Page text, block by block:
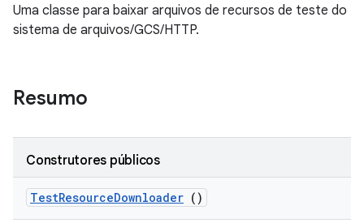
Uma classe para baixar arquivos de recursos de teste do
sistema de arquivos/GCS/HTTP.
Resumo
Construtores públicos
TestResourceDownloader ()